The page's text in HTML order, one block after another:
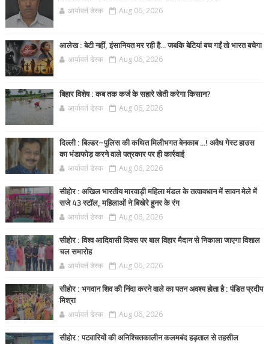
आर्यावर्त डेस्क Aug 06, 2026
आलेख : बेटी नहीं, इंसानियत मर रही है… जबकि बेटियां बच गईं तो भारत बचेगा
आर्यावर्त डेस्क Aug 06, 2026
बिहार विशेष : कब तक कर्ज के सहारे खेती करेगा किसान?
आर्यावर्त डेस्क Aug 06, 2026
दिल्ली : बिल्डर–पुलिस की कथित मिलीभगत बेनकाब ...! अवैध गेस्ट हाउस
का भंडाफोड़ करने वाले पत्रकार पर ही कार्रवाई
आर्यावर्त डेस्क Aug 06, 2026
सीहोर : अखिल भारतीय मारवाड़ी महिला मंडल के तत्वावधान में सावन मेले में
सजे 43 स्टॉल, महिलाओं ने बिखेरे हुनर के रंग
आर्यावर्त डेस्क Aug 06, 2026
सीहोर : विश्व आदिवासी दिवस पर बाल विहार मैदान से निकाला जाएगा विशाल
चल समारोह
आर्यावर्त डेस्क Aug 06, 2026
सीहोर : भगवान शिव की निंदा करने वाले का पतन अवश्य होता है : पंडित प्रदीप
मिश्रा
आर्यावर्त डेस्क Aug 06, 2026
सीहोर : पटवारियों की अनिश्चितकालीन कलमबंद हड़ताल से तहसील